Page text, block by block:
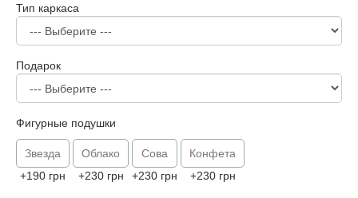
Тип каркаса
Подарок
Фигурные подушки
Звезда
+190 грн
Облако
+230 грн
Сова
+230 грн
Конфета
+230 грн